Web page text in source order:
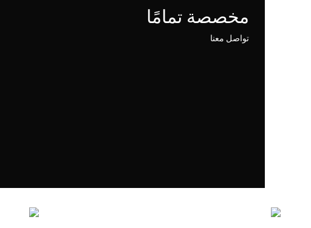
مخصصة تمامًا
تواصل معنا